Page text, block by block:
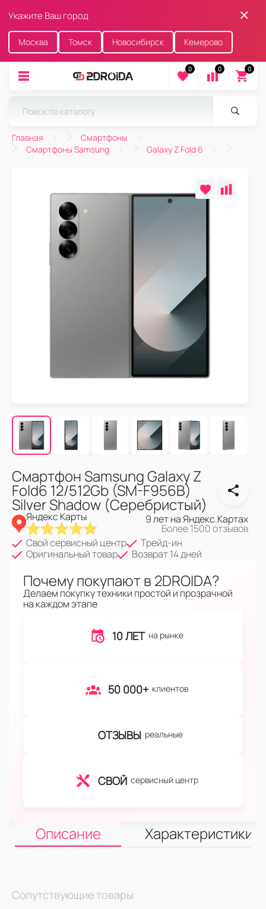
Укажите Ваш город
Москва Томск Новосибирск Кемерово
0 0 0
Главная
Смартфоны
Смартфоны Samsung
Galaxy Z Fold 6
Смартфон Samsung Galaxy Z
Fold6 12/512Gb (SM-F956B)
Silver Shadow (Серебристый)
Яндекс Карты 9 лет на Яндекс.Картах
Более 1500 отзывов
Свой сервисный центр
Трейд-ин
Оригинальный товар
Возврат 14 дней
Почему покупают в 2DROIDA?
Делаем покупку техники простой и прозрачной
на каждом этапе
10 ЛЕТ на рынке
50 000+ клиентов
ОТЗЫВЫ реальные
СВОЙ сервисный центр
Описание Характеристики
Сопутствующие товары